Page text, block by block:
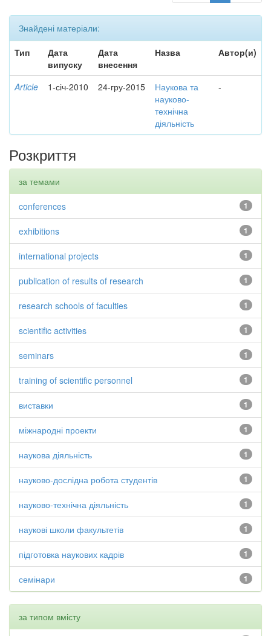
Знайдені матеріали:
Тип
Дата
випуску
Дата
внесення
Назва Автор(и)
Article 1-січ-2010 24-гру-2015
Наукова та
науково-
технічна
діяльність
-
Розкриття
за темами
1
conferences
1
exhibitions
1
international projects
1
publication of results of research
1
research schools of faculties
1
scientific activities
1
seminars
1
training of scientific personnel
1
виставки
1
міжнародні проекти
1
наукова діяльність
1
науково-дослідна робота студентів
1
науково-технічна діяльність
1
наукові школи факультетів
1
підготовка наукових кадрів
1
семінари
за типом вмісту